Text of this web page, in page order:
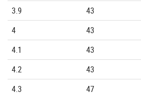
3.9
43
4
43
4.1
43
4.2
43
4.3
47